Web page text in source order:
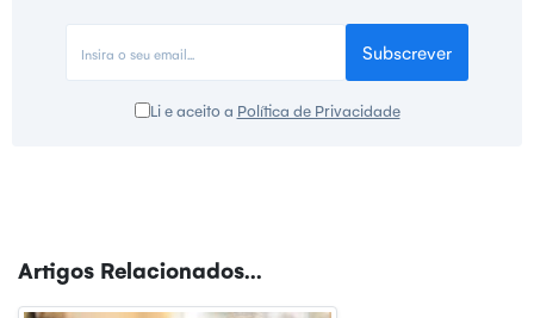
Subscrever
Li e aceito a Política de Privacidade
Artigos Relacionados...